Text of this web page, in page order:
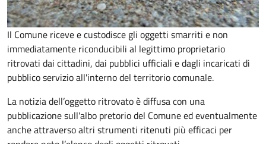
Il Comune riceve e custodisce gli oggetti smarriti e non
immediatamente riconducibili al legittimo proprietario
ritrovati dai cittadini, dai pubblici ufficiali e dagli incaricati di
pubblico servizio all'interno del territorio comunale.
La notizia dell’oggetto ritrovato è diffusa con una
pubblicazione sull'albo pretorio del Comune ed eventualmente
anche attraverso altri strumenti ritenuti più efficaci per